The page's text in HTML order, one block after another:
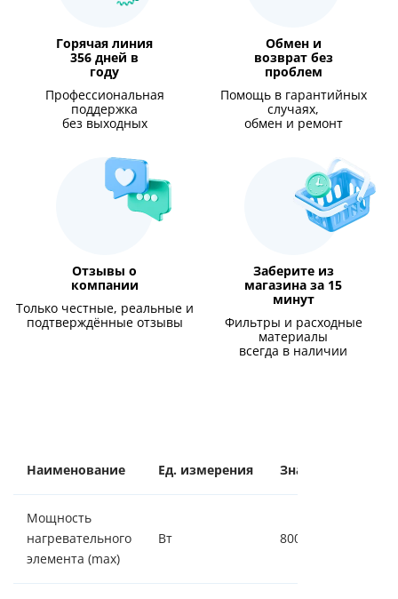
Горячая линия
356 дней в
году
Профессиональная
поддержка
без выходных
Обмен и
возврат без
проблем
Помощь в гарантийных
случаях,
обмен и ремонт
Отзывы о
компании
Только честные, реальные и
подтверждённые отзывы
Заберите из
магазина за 15
минут
Фильтры и расходные
материалы
всегда в наличии
Наименование Ед. измерения Значение
Мощность
нагревательного
элемента (max)
Вт 800